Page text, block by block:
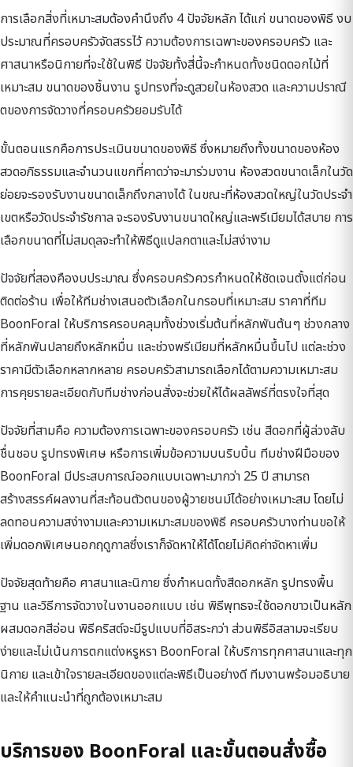
การเลือกสิ่งที่เหมาะสมต้องคำนึงถึง 4 ปัจจัยหลัก ได้แก่ ขนาดของพิธี งบ
ประมาณที่ครอบครัวจัดสรรไว้ ความต้องการเฉพาะของครอบครัว และ
ศาสนาหรือนิกายที่จะใช้ในพิธี ปัจจัยทั้งสี่นี้จะกำหนดทั้งชนิดดอกไม้ที่
เหมาะสม ขนาดของชิ้นงาน รูปทรงที่จะดูสวยในห้องสวด และความปราณี
ตของการจัดวางที่ครอบครัวยอมรับได้
ขั้นตอนแรกคือการประเมินขนาดของพิธี ซึ่งหมายถึงทั้งขนาดของห้อง
สวดอภิธรรมและจำนวนแขกที่คาดว่าจะมาร่วมงาน ห้องสวดขนาดเล็กในวัด
ย่อยจะรองรับงานขนาดเล็กถึงกลางได้ ในขณะที่ห้องสวดใหญ่ในวัดประจำ
เขตหรือวัดประจำรัชกาล จะรองรับงานขนาดใหญ่และพรีเมียมได้สบาย การ
เลือกขนาดที่ไม่สมดุลจะทำให้พิธีดูแปลกตาและไม่สง่างาม
ปัจจัยที่สองคืองบประมาณ ซึ่งครอบครัวควรกำหนดให้ชัดเจนตั้งแต่ก่อน
ติดต่อร้าน เพื่อให้ทีมช่างเสนอตัวเลือกในกรอบที่เหมาะสม ราคาที่ทีม
BoonForal ให้บริการครอบคลุมทั้งช่วงเริ่มต้นที่หลักพันต้นๆ ช่วงกลาง
ที่หลักพันปลายถึงหลักหมื่น และช่วงพรีเมียมที่หลักหมื่นขึ้นไป แต่ละช่วง
ราคามีตัวเลือกหลากหลาย ครอบครัวสามารถเลือกได้ตามความเหมาะสม
การคุยรายละเอียดกับทีมช่างก่อนสั่งจะช่วยให้ได้ผลลัพธ์ที่ตรงใจที่สุด
ปัจจัยที่สามคือ ความต้องการเฉพาะของครอบครัว เช่น สีดอกที่ผู้ล่วงลับ
ชื่นชอบ รูปทรงพิเศษ หรือการเพิ่มข้อความบนริบบิ้น ทีมช่างฝีมือของ
BoonForal มีประสบการณ์ออกแบบเฉพาะมากว่า 25 ปี สามารถ
สร้างสรรค์ผลงานที่สะท้อนตัวตนของผู้วายชนม์ได้อย่างเหมาะสม โดยไม่
ลดทอนความสง่างามและความเหมาะสมของพิธี ครอบครัวบางท่านขอให้
เพิ่มดอกพิเศษนอกฤดูกาลซึ่งเราก็จัดหาให้ได้โดยไม่คิดค่าจัดหาเพิ่ม
ปัจจัยสุดท้ายคือ ศาสนาและนิกาย ซึ่งกำหนดทั้งสีดอกหลัก รูปทรงพื้น
ฐาน และวิธีการจัดวางในงานออกแบบ เช่น พิธีพุทธจะใช้ดอกขาวเป็นหลัก
ผสมดอกสีอ่อน พิธีคริสต์จะมีรูปแบบที่อิสระกว่า ส่วนพิธีอิสลามจะเรียบ
ง่ายและไม่เน้นการตกแต่งหรูหรา BoonForal ให้บริการทุกศาสนาและทุก
นิกาย และเข้าใจรายละเอียดของแต่ละพิธีเป็นอย่างดี ทีมงานพร้อมอธิบาย
และให้คำแนะนำที่ถูกต้องเหมาะสม
บริการของ BoonForal และขั้นตอนสั่งซื้อ